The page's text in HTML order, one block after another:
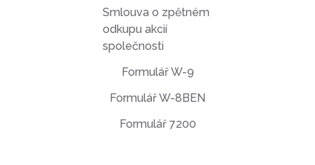
Smlouva o zpětném
odkupu akcií
společnosti
Formulář W-9
Formulář W-8BEN
Formulář 7200